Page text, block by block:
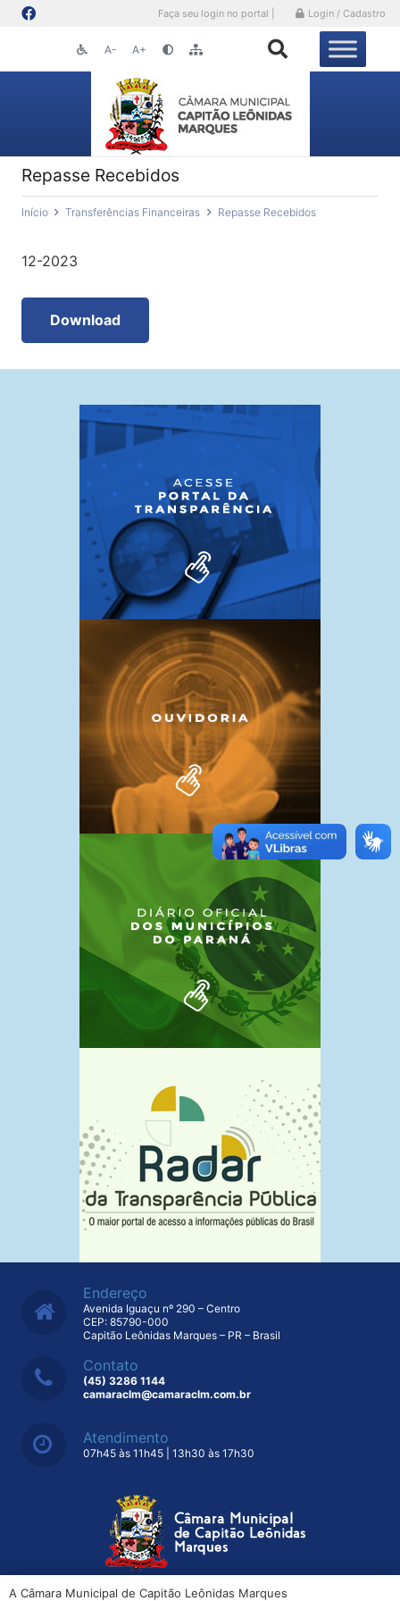
Faça seu login no portal | Login / Cadastro
A- A+
Repasse Recebidos
Início Transferências Financeiras Repasse Recebidos
12-2023
Download
Endereço
Avenida Iguaçu nº 290 – Centro
CEP: 85790-000
Capitão Leônidas Marques – PR – Brasil
Contato
(45) 3286 1144
camaraclm@camaraclm.com.br
Atendimento
07h45 às 11h45 | 13h30 às 17h30
A Câmara Municipal de Capitão Leônidas Marques